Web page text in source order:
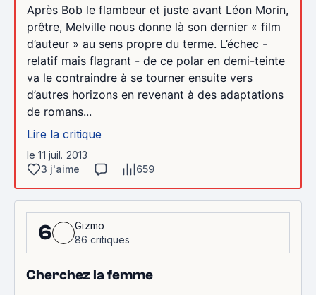
Après Bob le flambeur et juste avant Léon Morin,
prêtre, Melville nous donne là son dernier « film
d’auteur » au sens propre du terme. L’échec -
relatif mais flagrant - de ce polar en demi-teinte
va le contraindre à se tourner ensuite vers
d’autres horizons en revenant à des adaptations
de romans...
Lire la critique
le 11 juil. 2013
3 j'aime
659
6
Gizmo
86 critiques
Cherchez la femme